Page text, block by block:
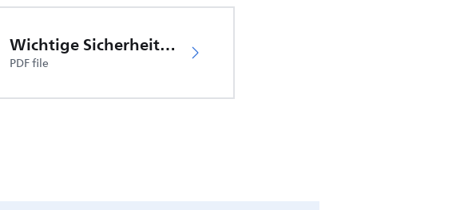
Wichtige Sicherheitsinformationen
PDF file